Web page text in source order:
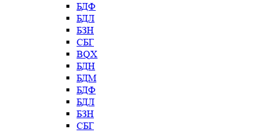
БДФ
БДЛ
БЗН
СБГ
BQX
БДН
БДМ
БДФ
БДЛ
БЗН
СБГ